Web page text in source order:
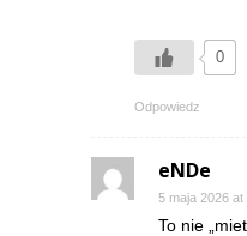
0
Odpowiedz
eNDe
5 maja 2026 at
To nie